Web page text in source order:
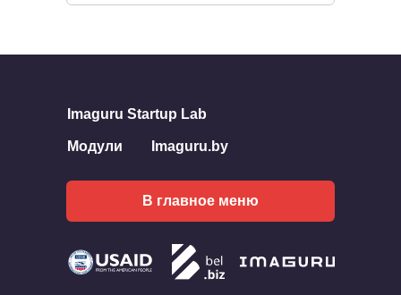
Imaguru Startup Lab
Модули Imaguru.by
В главное меню